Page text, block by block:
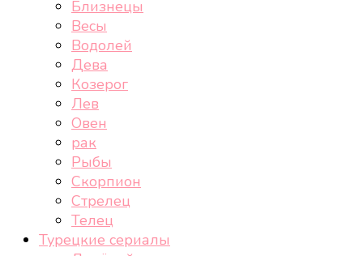
Близнецы
Весы
Водолей
Дева
Козерог
Лев
Овен
рак
Рыбы
Скорпион
Стрелец
Телец
Турецкие сериалы